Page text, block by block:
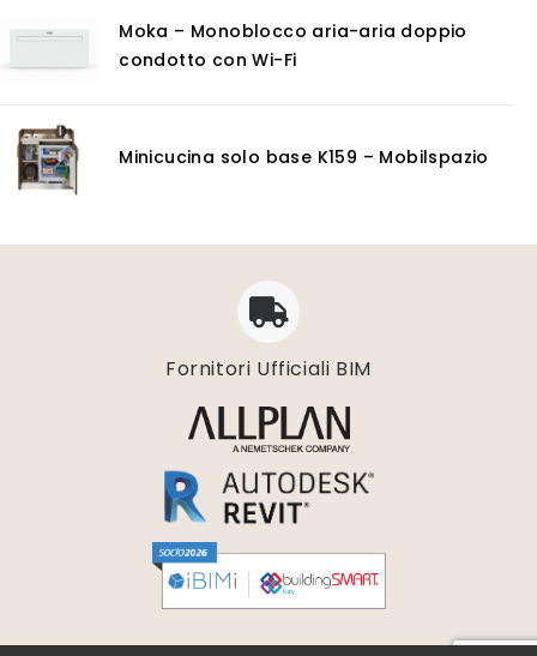
Consulenza
GIS
Software calcolo umidità e condensazione
Software di conversione vettoriale
Software di gestione dati geospaziali
Software di progettazione delle rotatorie
Software di progettazione geotecnica
Software di simulazioni multi-fisiche
Software diagnosi energetica
Software digitalizzazione
Software disegno 2D
Software e bim
Moka – Monoblocco aria-aria doppio
condotto con Wi-Fi
Minicucina solo base K159 – Mobilspazio
Fornitori Ufficiali BIM